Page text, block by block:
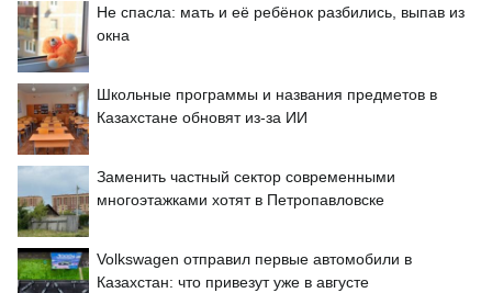
Не спасла: мать и её ребёнок разбились, выпав из
окна
Школьные программы и названия предметов в
Казахстане обновят из-за ИИ
Заменить частный сектор современными
многоэтажками хотят в Петропавловске
Volkswagen отправил первые автомобили в
Казахстан: что привезут уже в августе